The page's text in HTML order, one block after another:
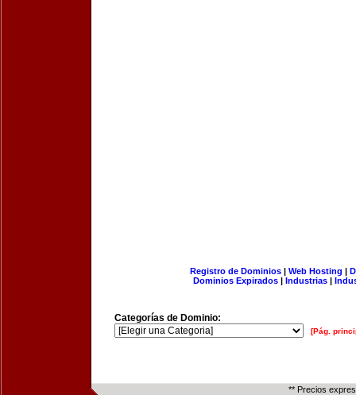
Registro de Dominios| Web Hosting |
Dominios Expirados | Industrias |
Categorías de Dominio:
[Pág.
** Precios